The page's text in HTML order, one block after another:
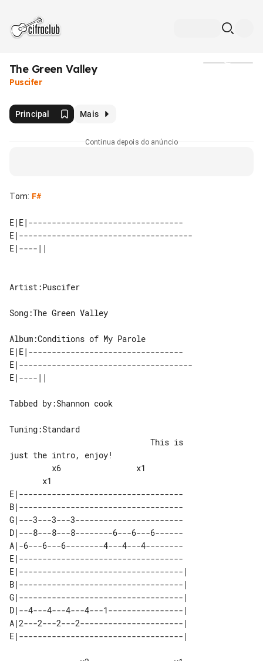
The Green Valley
Puscifer
Principal Mais
Continua depois do anúncio
Tom: F#
E|E|---------------------------------
E|-------------------------------------
Artist:Puscifer
Song:The Green Valley
E|E|---------------------------------
E|-------------------------------------
Tabbed by:Shannon cook
Tuning:Standard
just the intro, enjoy!
E|-----------------------------------
B|-----------------------------------
G|---3---3---3-----------------------
D|---8---8---8--------6---6---6------
A|-6---6---6--------4---4---4--------
E|-----------------------------------
E|-----------------------------------|
B|-----------------------------------|
G|-----------------------------------|
D|--4---4---4---4---1----------------|
A|2---2---2---2----------------------|